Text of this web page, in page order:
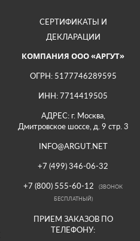
СЕРТИФИКАТЫ И
ДЕКЛАРАЦИИ
КОМПАНИЯ ООО «АРГУТ»
ОГРН: 5177746289595
ИНН: 7714419505
АДРЕС: г. Москва,
Дмитровское шоссе, д. 9 стр. 3
INFO@ARGUT.NET
+7 (499) 346-06-32
+7 (800) 555-60-12
(ЗВОНОК
БЕСПЛАТНЫЙ)
ПРИЕМ ЗАКАЗОВ ПО
ТЕЛЕФОНУ: